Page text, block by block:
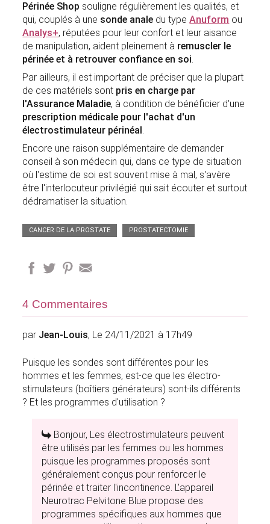
Périnée Shop souligne régulièrement les qualités, et
qui, couplés à une sonde anale du typeAnuform ou
Analys+, réputées pour leur confort et leur aisance
de manipulation, aident pleinement à remuscler le
périnée et à retrouver confiance en soi.
Par ailleurs, il est important de préciser que la plupart
de ces matériels sont pris en charge par
l'Assurance Maladie, à condition de bénéficier d'une
prescription médicale pour l'achat d'un
électrostimulateur périnéal.
Encore une raison supplémentaire de demander
conseil à son médecin qui, dans ce type de situation
où l'estime de soi est souvent mise à mal, s'avère
être l'interlocuteur privilégié qui sait écouter et surtout
dédramatiser la situation.
CANCER DE LA PROSTATE PROSTATECTOMIE
4 Commentaires
par Jean-Louis, Le 24/11/2021 à 17h49
Puisque les sondes sont différentes pour les
hommes et les femmes, est-ce que les électro-
stimulateurs (boîtiers générateurs) sont-ils différents
? Et les programmes d'utilisation ?
Bonjour, Les électrostimulateurs peuvent
être utilisés par les femmes ou les hommes
puisque les programmes proposés sont
généralement conçus pour renforcer le
périnée et traiter l'incontinence. L'appareil
Neurotrac Pelvitone Blue propose des
programmes spécifiques aux hommes que